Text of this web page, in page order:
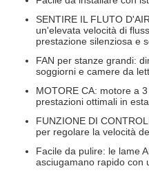
SENTIRE IL FLUTO
un'elevata velocità di
prestazione silenziosa e
FAN per stanze grandi:
soggiorni e camere da
MOTORE CA: motore a
prestazioni ottimali in
FUNZIONE DI
per regolare la velocità
Facile da pulire: le lame
asciugamano rapido con